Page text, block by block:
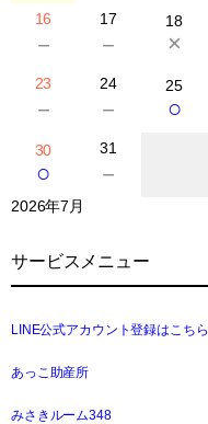
16
－
17
－
18
×
23
－
24
－
25
○
30
○
31
－
2026年7月
サービスメニュー
LINE公式アカウント登録はこちら
あっこ助産所
みさきルーム348